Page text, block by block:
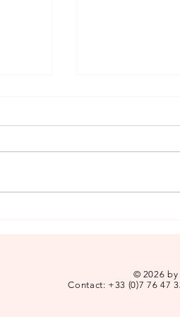
© 2026 by
Contact: +33 (0)7 76 47